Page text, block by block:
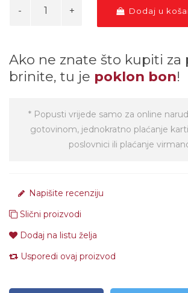
Dodaj u
Ako ne znate što kupiti za
brinite, tu je poklon bon!
* Popusti vrijede samo za online
gotovinom, jednokratno plaćanje
poslovnici ili plaćanje
Napišite recenziju
Slični proizvodi
Dodaj na listu želja
Usporedi ovaj proizvod